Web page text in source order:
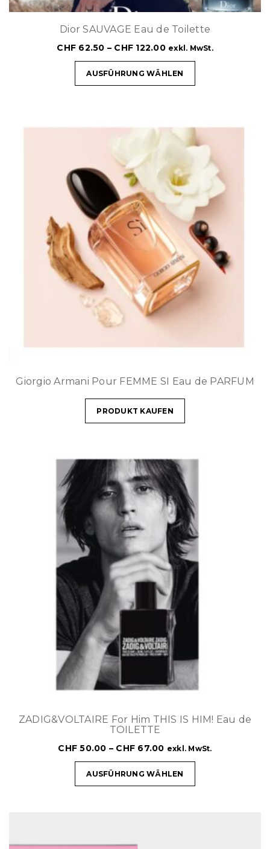
Dior SAUVAGE Eau de Toilette
CHF 62.50 – CHF 122.00 exkl. MwSt.
AUSFÜHRUNG WÄHLEN
Giorgio Armani Pour FEMME SI Eau de PARFUM
PRODUKT KAUFEN
ZADIG&VOLTAIRE For Him THIS IS HIM! Eau de
TOILETTE
CHF 50.00 – CHF 67.00 exkl. MwSt.
AUSFÜHRUNG WÄHLEN